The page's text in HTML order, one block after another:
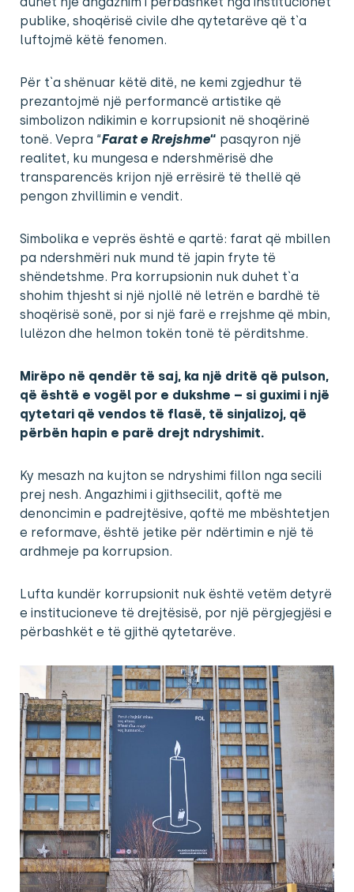
publike, shoqërisë civile dhe qytetarëve që t`a
luftojmë këtë fenomen.
Për t`a shënuar këtë ditë, ne kemi zgjedhur të
prezantojmë një performancë artistike që
simbolizon ndikimin e korrupsionit në shoqërinë
tonë. Vepra “Farat e Rrejshme“ pasqyron një
realitet, ku mungesa e ndershmërisë dhe
transparencës krijon një errësirë të thellë që
pengon zhvillimin e vendit.
Simbolika e veprës është e qartë: farat që mbillen
pa ndershmëri nuk mund të japin fryte të
shëndetshme. Pra korrupsionin nuk duhet t`a
shohim thjesht si një njollë në letrën e bardhë të
shoqërisë sonë, por si një farë e rrejshme që mbin,
lulëzon dhe helmon tokën tonë të përditshme.
Mirëpo në qendër të saj, ka një dritë që pulson,
që është e vogël por e dukshme – si guximi i një
qytetari që vendos të flasë, të sinjalizoj, që
përbën hapin e parë drejt ndryshimit.
Ky mesazh na kujton se ndryshimi fillon nga secili
prej nesh. Angazhimi i gjithsecilit, qoftë me
denoncimin e padrejtësive, qoftë me mbështetjen
e reformave, është jetike për ndërtimin e një të
ardhmeje pa korrupsion.
Lufta kundër korrupsionit nuk është vetëm detyrë
e institucioneve të drejtësisë, por një përgjegjësi e
përbashkët e të gjithë qytetarëve.